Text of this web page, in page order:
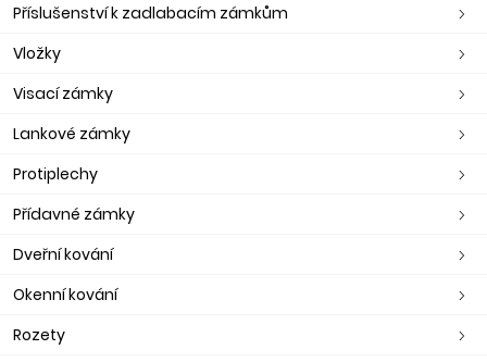
Příslušenství k zadlabacím zámkům
Vložky
Visací zámky
Lankové zámky
Protiplechy
Přídavné zámky
Dveřní kování
Okenní kování
Rozety